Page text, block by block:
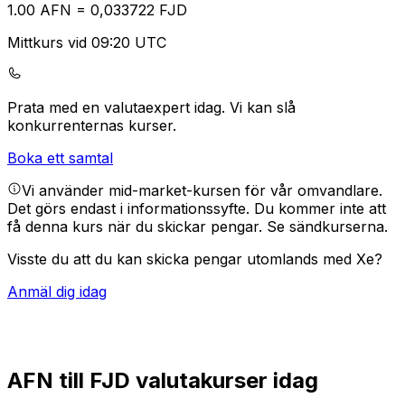
1.00 AFN = 0,033722 FJD
Mittkurs vid 09:20 UTC
Prata med en valutaexpert idag. Vi kan slå
konkurrenternas kurser.
Boka ett samtal
Vi använder mid-market-kursen för vår omvandlare.
Det görs endast i informationssyfte. Du kommer inte att
få denna kurs när du skickar pengar. Se sändkurserna.
Visste du att du kan skicka pengar utomlands med Xe?
Anmäl dig idag
AFN till FJD valutakurser idag